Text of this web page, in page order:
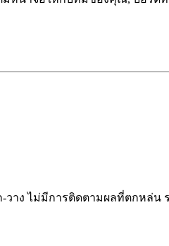
-วาง ไม่มีการติดตามผลที่ตกห